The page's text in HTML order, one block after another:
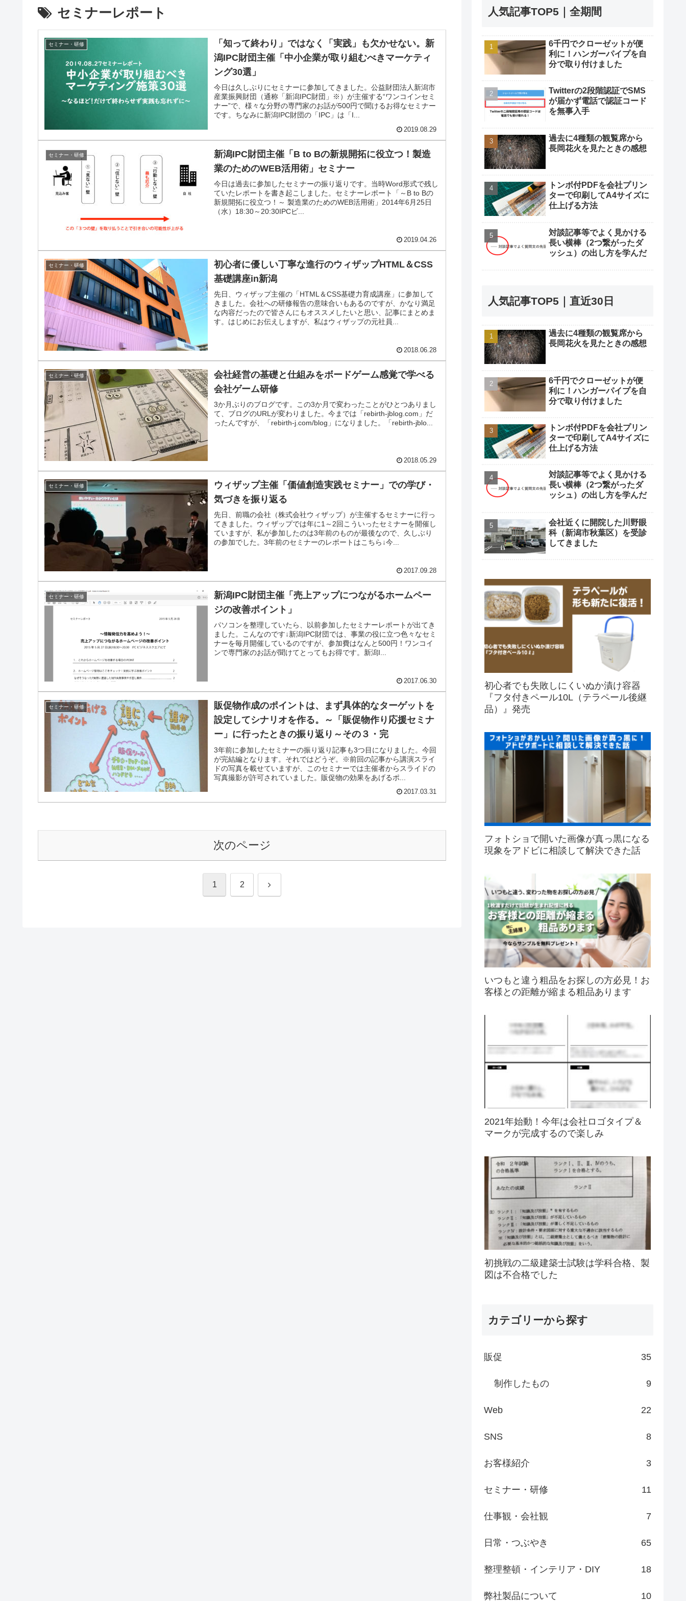
セミナーレポート
セミナー・研修
「知って終わり」ではなく「実践」も欠かせない。新
潟IPC財団主催「中小企業が取り組むべきマーケティ
ング30選」
今日は久しぶりにセミナーに参加してきました。公益財団法人新潟市
産業振興財団（通称「新潟IPC財団」※）が主催する“ワンコインセミ
ナー”で、様々な分野の専門家のお話が500円で聞けるお得なセミナー
です。ちなみに新潟IPC財団の「IPC」は「I...
2019.08.29
セミナー・研修
新潟IPC財団主催「B to Bの新規開拓に役立つ！製造
業のためのWEB活用術」セミナー
今日は過去に参加したセミナーの振り返りです。当時Word形式で残し
ていたレポートを書き起こしました。セミナーレポート「～B to Bの
新規開拓に役立つ！～ 製造業のためのWEB活用術」2014年6月25日
（水）18:30～20:30IPCビ...
2019.04.26
セミナー・研修
初心者に優しい丁寧な進行のウィザップHTML＆CSS
基礎講座in新潟
先日、ウィザップ主催の「HTML＆CSS基礎力育成講座」に参加して
きました。会社への研修報告の意味合いもあるのですが、かなり満足
な内容だったので皆さんにもオススメしたいと思い、記事にまとめま
す。はじめにお伝えしますが、私はウィザップの元社員...
2018.06.28
セミナー・研修
会社経営の基礎と仕組みをボードゲーム感覚で学べる
会社ゲーム研修
3か月ぶりのブログです。この3か月で変わったことがひとつありまし
て、ブログのURLが変わりました。今までは「rebirth-jblog.com」だ
ったんですが、「rebirth-j.com/blog」になりました。「rebirth-jblo...
2018.05.29
セミナー・研修
ウィザップ主催「価値創造実践セミナー」での学び・
気づきを振り返る
先日、前職の会社（株式会社ウィザップ）が主催するセミナーに行っ
てきました。ウィザップでは年に1～2回こういったセミナーを開催し
ていますが、私が参加したのは3年前のものが最後なので、久しぶり
の参加でした。3年前のセミナーのレポートはこちら↓今...
2017.09.28
セミナー・研修
新潟IPC財団主催「売上アップにつながるホームペー
ジの改善ポイント」
パソコンを整理していたら、以前参加したセミナーレポートが出てき
ました。こんなのです↓新潟IPC財団では、事業の役に立つ色々なセミ
ナーを毎月開催しているのですが、参加費はなんと500円！ワンコイ
ンで専門家のお話が聞けてとってもお得です。新潟I...
2017.06.30
セミナー・研修
販促物作成のポイントは、まず具体的なターゲットを
設定してシナリオを作る。～「販促物作り応援セミナ
ー」に行ったときの振り返り～その３・完
3年前に参加したセミナーの振り返り記事も3つ目になりました。今回
が完結編となります。それではどうぞ。※前回の記事から講演スライ
ドの写真を載せていますが、このセミナーでは主催者からスライドの
写真撮影が許可されていました。販促物の効果をあげるポ...
2017.03.31
次のページ
1 2 次
人気記事TOP5｜全期間
6千円でクローゼットが便
利に！ハンガーパイプを自
分で取り付けました
Twitterの2段階認証でSMS
が届かず電話で認証コード
を無事入手
過去に4種類の観覧席から
長岡花火を見たときの感想
トンボ付PDFを会社プリン
ターで印刷してA4サイズに
仕上げる方法
対談記事等でよく見かける
長い横棒（2つ繋がったダ
ッシュ）の出し方を学んだ
人気記事TOP5｜直近30日
過去に4種類の観覧席から
長岡花火を見たときの感想
6千円でクローゼットが便
利に！ハンガーパイプを自
分で取り付けました
トンボ付PDFを会社プリン
ターで印刷してA4サイズに
仕上げる方法
対談記事等でよく見かける
長い横棒（2つ繋がったダ
ッシュ）の出し方を学んだ
会社近くに開院した川野眼
科（新潟市秋葉区）を受診
してきました
初心者でも失敗しにくいぬか漬け容器
『フタ付きペール10L（テラペール後継
品）』発売
フォトショで開いた画像が真っ黒になる
現象をアドビに相談して解決できた話
いつもと違う粗品をお探しの方必見！お
客様との距離が縮まる粗品あります
2021年始動！今年は会社ロゴタイプ＆
マークが完成するので楽しみ
初挑戦の二級建築士試験は学科合格、製
図は不合格でした
カテゴリーから探す
販促 35
制作したもの 9
Web 22
SNS 8
お客様紹介 3
セミナー・研修 11
仕事観・会社観 7
日常・つぶやき 65
整理整頓・インテリア・DIY 18
弊社製品について 10